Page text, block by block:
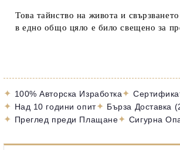
Това тайнство на живота и
в едно общо цяло е било свещено за
✦ 100% Авторска Изработка✦
✦ Над 10 години опит✦ Бърза Доставка
✦ Преглед преди Плащане✦ Сигурна